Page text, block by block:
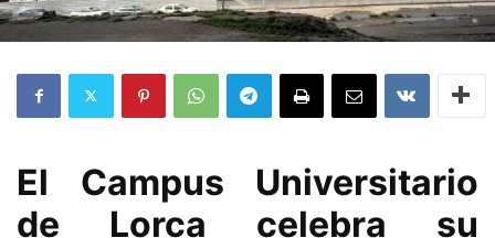
El Campus Universitario
de Lorca celebra su